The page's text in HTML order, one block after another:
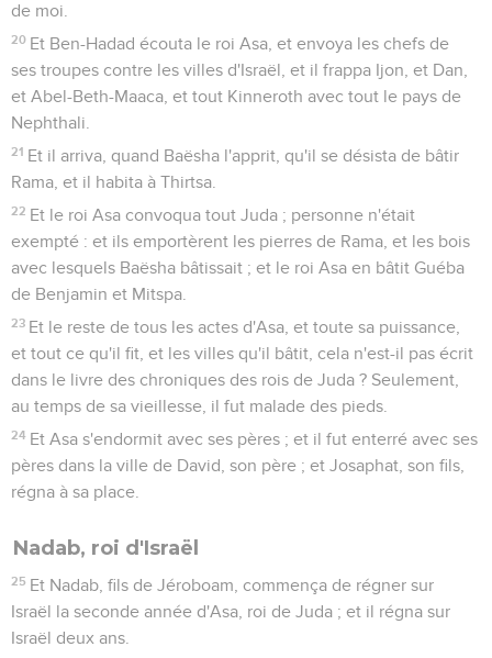
de moi.
20 Et Ben-Hadad écouta le roi Asa, et envoya les chefs de
ses troupes contre les villes d'Israël, et il frappa Ijon, et Dan,
et Abel-Beth-Maaca, et tout Kinneroth avec tout le pays de
Nephthali.
21 Et il arriva, quand Baësha l'apprit, qu'il se désista de bâtir
Rama, et il habita à Thirtsa.
22 Et le roi Asa convoqua tout Juda ; personne n'était
exempté : et ils emportèrent les pierres de Rama, et les bois
avec lesquels Baësha bâtissait ; et le roi Asa en bâtit Guéba
de Benjamin et Mitspa.
23 Et le reste de tous les actes d'Asa, et toute sa puissance,
et tout ce qu'il fit, et les villes qu'il bâtit, cela n'est-il pas écrit
dans le livre des chroniques des rois de Juda ? Seulement,
au temps de sa vieillesse, il fut malade des pieds.
24 Et Asa s'endormit avec ses pères ; et il fut enterré avec ses
pères dans la ville de David, son père ; et Josaphat, son fils,
régna à sa place.
Nadab, roi d'Israël
25 Et Nadab, fils de Jéroboam, commença de régner sur
Israël la seconde année d'Asa, roi de Juda ; et il régna sur
Israël deux ans.